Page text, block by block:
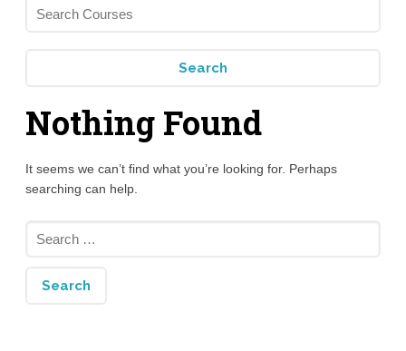
Nothing Found
It seems we can’t find what you’re looking for. Perhaps
searching can help.